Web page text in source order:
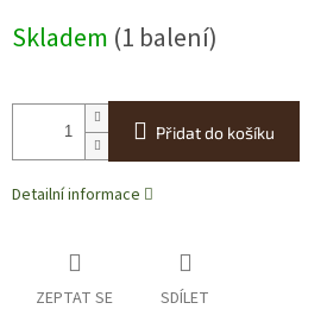
cena:
Skladem (1 balení)
Přidat do košíku
Detailní informace
ZEPTAT SE SDÍLET